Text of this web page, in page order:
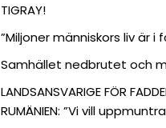
TIGRAY!
”Miljoner människors liv är i
Samhället nedbrutet och
LANDSANSVARIGE FÖR
RUMÄNIEN: ”Vi vill